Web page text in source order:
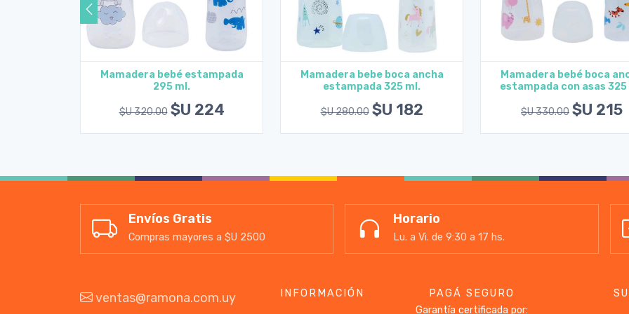
Agregar al carrito
Mamadera bebé estampada
295 ml.
$U 320.00 $U 224
Agregar al carrito
Mamadera bebe boca ancha
estampada 325 ml.
$U 280.00 $U 182
Agregar al carrito
Mamadera bebé boca
estampada con asas 325
$U 330.00 $U 215
Envíos Gratis
Compras mayores a $U 2500
Horario
Lu. a Vi. de 9:30 a 17 hs.
ventas@ramona.com.uy INFORMACIÓN
PAGÁ SEGURO
Garantía certificada por: